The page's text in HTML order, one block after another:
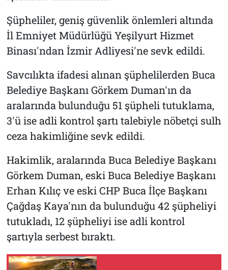
Şüpheliler, geniş güvenlik önlemleri altında
İl Emniyet Müdürlüğü Yeşilyurt Hizmet
Binası'ndan İzmir Adliyesi'ne sevk edildi.
Savcılıkta ifadesi alınan şüphelilerden Buca
Belediye Başkanı Görkem Duman'ın da
aralarında bulunduğu 51 şüpheli tutuklama,
3'ü ise adli kontrol şartı talebiyle nöbetçi sulh
ceza hakimliğine sevk edildi.
Hakimlik, aralarında Buca Belediye Başkanı
Görkem Duman, eski Buca Belediye Başkanı
Erhan Kılıç ve eski CHP Buca İlçe Başkanı
Çağdaş Kaya'nın da bulunduğu 42 şüpheliyi
tutukladı, 12 şüpheliyi ise adli kontrol
şartıyla serbest bıraktı.